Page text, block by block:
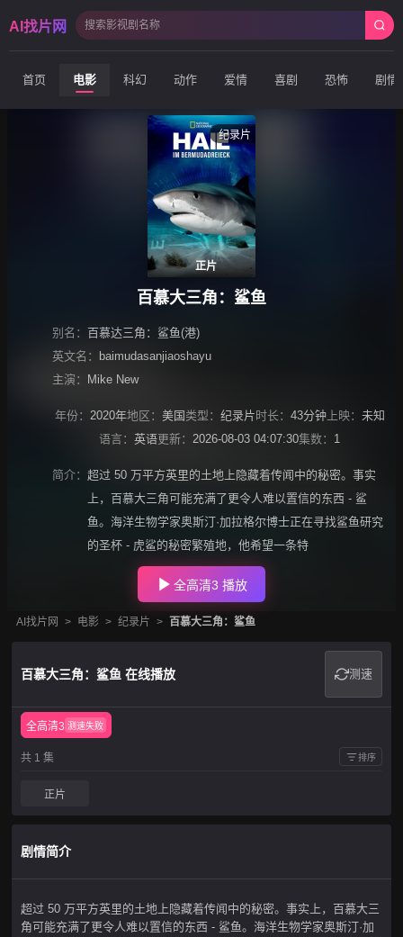
AI找片网
首页 电影 科幻 动作 爱情 喜剧 恐怖 剧情
纪录片
正片
百慕大三角：鲨鱼
别名： 百慕达三角：鲨鱼(港)
英文名：
baimudasanjiaoshayu
主演：
Mike New
年份： 2020年地区： 美国 类型： 纪录片 时长： 43分钟上映： 未知
语言： 英语更新： 2026-08-03 04:07:30集数： 1
简介： 超过 50 万平方英里的土地上隐藏着传闻中的秘密。事实
上，百慕大三角可能充满了更令人难以置信的东西 - 鲨
鱼。海洋生物学家奥斯汀·加拉格尔博士正在寻找鲨鱼研究
的圣杯 - 虎鲨的秘密繁殖地，他希望一条特
全高清3 播放
AI找片网 > 电影 > 纪录片 > 百慕大三角：鲨鱼
百慕大三角：鲨鱼 在线播放 测速
全高清3 测速失败
共 1 集 排序
正片
剧情简介
超过 50 万平方英里的土地上隐藏着传闻中的秘密。事实上，百慕大三
角可能充满了更令人难以置信的东西 - 鲨鱼。海洋生物学家奥斯汀·加